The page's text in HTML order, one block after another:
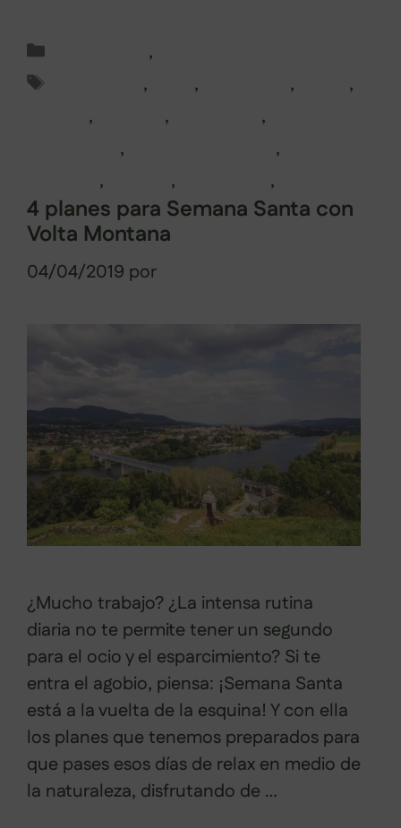
,
, , ,
,
, ,
,
,
,
, , ,
4 planes para Semana Santa con
Volta Montana
04/04/2019 por
¿Mucho trabajo? ¿La intensa rutina
diaria no te permite tener un segundo
para el ocio y el esparcimiento? Si te
entra el agobio, piensa: ¡Semana Santa
está a la vuelta de la esquina! Y con ella
los planes que tenemos preparados para
que pases esos días de relax en medio de
la naturaleza, disfrutando de …